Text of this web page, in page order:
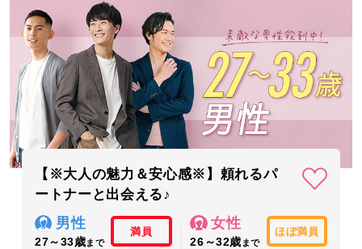
【※大人の魅力＆安心感※】頼れるパ
ートナーと出会える♪
男性
27～33歳まで
満員
女性
26～32歳 まで
ほぼ満員